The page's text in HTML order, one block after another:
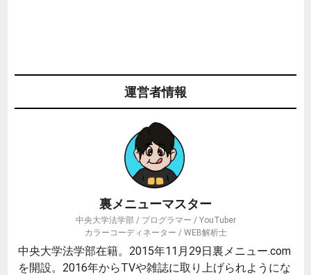
運営者情報
裏メニューマスター
中央大学法学部 / プログラマー / YouTuber
カラーコーディネーター / WEB解析士
中央大学法学部在籍。2015年11月29日裏メニュー.com
を開設。2016年からTVや雑誌に取り上げられようにな